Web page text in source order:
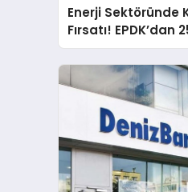
Enerji Sektöründe
Fırsatı! EPDK’dan
Yardımcısı Alımı